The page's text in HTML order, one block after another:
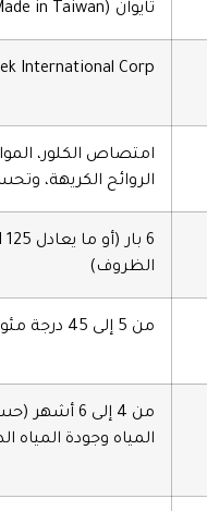
تايوان (Made in Taiwan)
International Corp.
امتصاص الكلور،
الروائح الكريهة،
الظروف)
من 5 إلى 45 درجة مئوية
من 4 إلى 6
المياه وجودة المياه